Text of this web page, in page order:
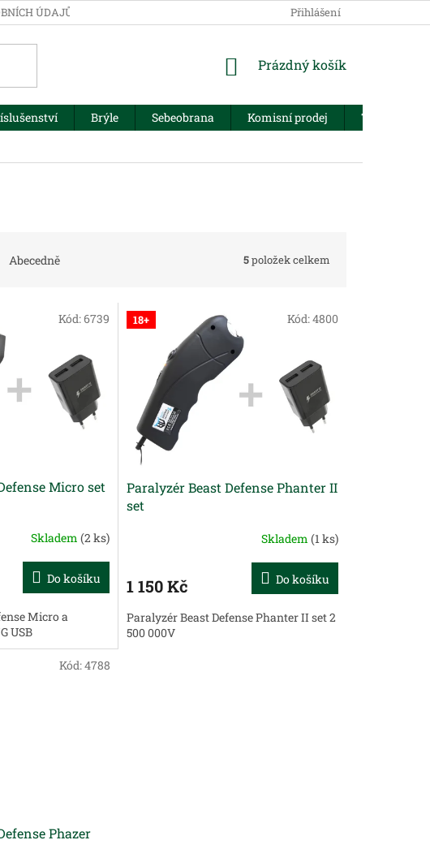
ÚDAJŮ Přihlášení
NÁKUPNÍ
Prázdný košík
Brýle Sebeobrana Komisní prodej
Trezory
Abecedně 5položek celkem
Micro set
Skladem (2 ks)
Do košíku
Micro a
USB
Kód:6739 18+
Paralyzér Beast Defense Phanter II
set
Skladem (1 ks)
1 150 Kč Do košíku
Paralyzér Beast Defense Phanter II set 2
500 000V
Kód:4800
Phazer
Kód:4788